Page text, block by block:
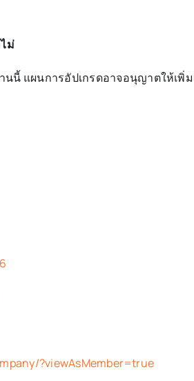
ม่
แผนการอัปเกรดอาจอนุญาตให้เพิ่
?viewAsMember=true